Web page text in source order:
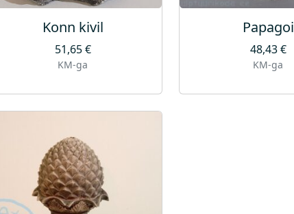
Konn kivil
51,65€
KM-ga
Papagoi
48,43€
KM-ga